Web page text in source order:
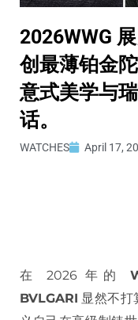
2026WWG
创最薄铂金
意式美学与
话。
WATCHES April 17,
在 2026 年的
BVLGARI 显然不打